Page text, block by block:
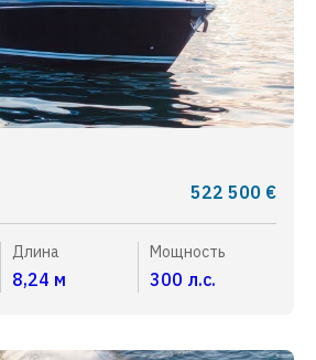
522 500 €
Длина
8,24 м
Мощность
300 л.с.